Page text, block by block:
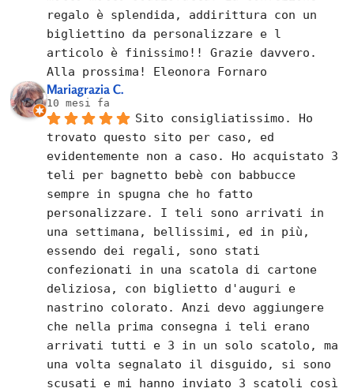
regalo è splendida, addirittura con un
bigliettino da personalizzare e l
articolo è finissimo!! Grazie davvero.
Alla prossima! Eleonora Fornaro
Mariagrazia C.
10 mesi fa
Sito consigliatissimo. Ho
trovato questo sito per caso, ed
evidentemente non a caso. Ho acquistato 3
teli per bagnetto bebè con babbucce
sempre in spugna che ho fatto
personalizzare. I teli sono arrivati in
una settimana, bellissimi, ed in più,
essendo dei regali, sono stati
confezionati in una scatola di cartone
deliziosa, con biglietto d'auguri e
nastrino colorato. Anzi devo aggiungere
che nella prima consegna i teli erano
arrivati tutti e 3 in un solo scatolo, ma
una volta segnalato il disguido, si sono
scusati e mi hanno inviato 3 scatoli così